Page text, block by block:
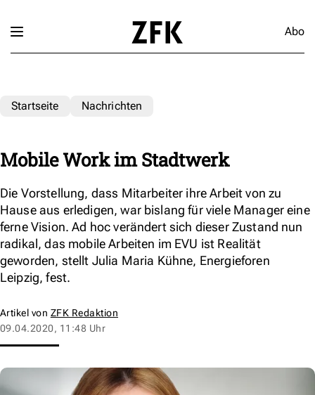
Abo
Startseite Nachrichten
Mobile Work im Stadtwerk
Die Vorstellung, dass Mitarbeiter ihre Arbeit von zu
Hause aus erledigen, war bislang für viele Manager eine
ferne Vision. Ad hoc verändert sich dieser Zustand nun
radikal, das mobile Arbeiten im EVU ist Realität
geworden, stellt Julia Maria Kühne, Energieforen
Leipzig, fest.
Artikel von ZFK Redaktion
09.04.2020, 11:48 Uhr